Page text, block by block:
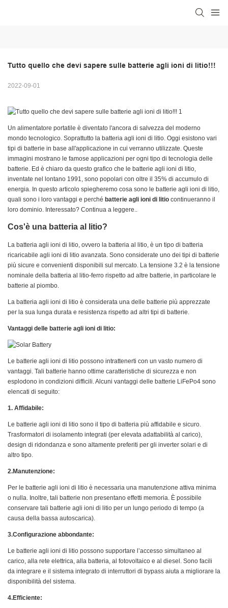
Tutto quello che devi sapere sulle batterie agli ioni di litio!!!
2022-09-01
Un alimentatore portatile è diventato l'ancora di salvezza del moderno
mondo tecnologico. Soprattutto la batteria agli ioni di litio. Oggi esistono vari
tipi di batterie in base all'applicazione in cui verranno utilizzate. Queste
immagini mostrano le famose applicazioni per ogni tipo di tecnologia delle
batterie. Ed è chiaro da questo grafico che le batterie agli ioni di litio,
inventate nel lontano 1991, sono popolari con oltre il 35% di accumulo di
energia. In questo articolo spiegheremo cosa sono le batterie agli ioni di litio,
quali sono i loro vantaggi e perché batterie agli ioni di litio continueranno il
loro dominio. Interessato? Continua a leggere..
Cos'è una batteria al litio?
La batteria agli ioni di litio, ovvero la batteria al litio, è un tipo di batteria
ricaricabile agli ioni di litio avanzata. Sono considerate uno dei tipi di batterie
più sicure e convenienti disponibili sul mercato. La tensione 3.2 è la tensione
nominale della batteria al litio-ferro rispetto ad altre batterie, in particolare le
batterie al piombo.
La batteria agli ioni di litio è considerata una delle batterie più apprezzate
per la sua lunga durata e resistenza rispetto ad altri tipi di batterie.
Vantaggi delle batterie agli ioni di litio:
Le batterie agli ioni di litio possono intrattenerti con un vasto numero di
vantaggi. Tali batterie hanno ottime caratteristiche di sicurezza e non
esplodono in condizioni difficili. Alcuni vantaggi delle batterie LiFePo4 sono
elencati di seguito:
1. Affidabile:
Le batterie agli ioni di litio sono il tipo di batteria più affidabile e sicuro.
Trasformatori di isolamento integrati (per elevata adattabilità al carico),
design di ridondanza e sono altamente preferiti per gli inverter solari e di
altro tipo.
2.Manutenzione:
Per le batterie agli ioni di litio è necessaria una manutenzione attiva minima
o nulla. Inoltre, tali batterie non presentano effetti memoria. È possibile
conservare tali batterie agli ioni di litio per un lungo periodo di tempo (a
causa della bassa autoscarica).
3.Configurazione abbondante:
Le batterie agli ioni di litio possono supportare l’accesso simultaneo al
carico, alla rete elettrica, alla batteria, al fotovoltaico e al diesel. Sono facili
da integrare e il sistema integrato di interruttori di bypass aiuta a migliorare la
disponibilità del sistema.
4.Efficiente: